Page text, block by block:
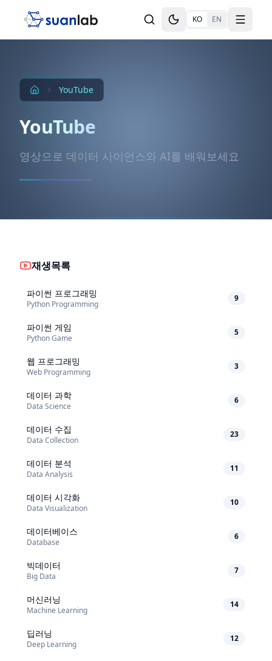
Toggle theme
KO EN Toggle
YouTube
YouTube
영상으로 데이터 사이언스와 AI를 배워보세요
재생목록
파이썬 프로그래밍
Python Programming
9
파이썬 게임
Python Game
5
웹 프로그래밍
Web Programming
3
데이터 과학
Data Science
6
데이터 수집
Data Collection
23
데이터 분석
Data Analysis
11
데이터 시각화
Data Visualization
10
데이터베이스
Database
6
빅데이터
Big Data
7
머신러닝
Machine Learning
14
딥러닝
Deep Learning
12